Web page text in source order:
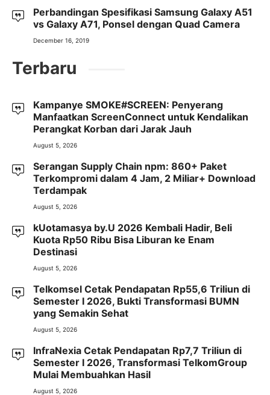
Perbandingan Spesifikasi Samsung Galaxy A51
vs Galaxy A71, Ponsel dengan Quad Camera
December 16, 2019
Terbaru
Kampanye SMOKE#SCREEN: Penyerang
Manfaatkan ScreenConnect untuk Kendalikan
Perangkat Korban dari Jarak Jauh
August 5, 2026
Serangan Supply Chain npm: 860+ Paket
Terkompromi dalam 4 Jam, 2 Miliar+ Download
Terdampak
August 5, 2026
kUotamasya by.U 2026 Kembali Hadir, Beli
Kuota Rp50 Ribu Bisa Liburan ke Enam
Destinasi
August 5, 2026
Telkomsel Cetak Pendapatan Rp55,6 Triliun di
Semester I 2026, Bukti Transformasi BUMN
yang Semakin Sehat
August 5, 2026
InfraNexia Cetak Pendapatan Rp7,7 Triliun di
Semester I 2026, Transformasi TelkomGroup
Mulai Membuahkan Hasil
August 5, 2026